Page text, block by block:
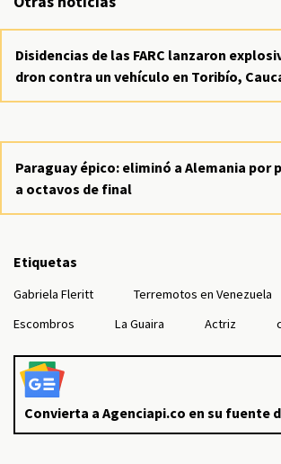
Disidencias de las FARC lanzaron
dron contra un vehículo en Toribío,
Paraguay épico: eliminó a Alemania por
a octavos de final
Etiquetas
Gabriela Fleritt Terremotos en Venezuela
Escombros
La Guaira Actriz
Convierta a Agenciapi.co en su fuente